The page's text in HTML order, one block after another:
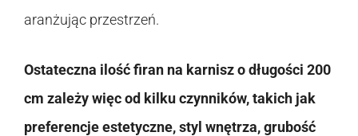
aranżując przestrzeń.
Ostateczna ilość firan na karnisz o długości 200
cm zależy więc od kilku czynników, takich jak
preferencje estetyczne, styl wnętrza, grubość